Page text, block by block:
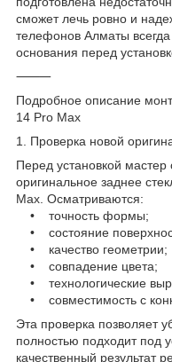
сможет лечь ровно и
телефонов Алматы
основания перед
⸻
Подробное описание
14 Pro Max
1. Проверка новой
Перед установкой
оригинальное заднее
Max. Осматриваются:
• точность формы;
• состояние
• качество геометрии;
• совпадение цвета;
• технологические
• совместимость с
Эта проверка позволяет
полностью подходит под
качественный результат